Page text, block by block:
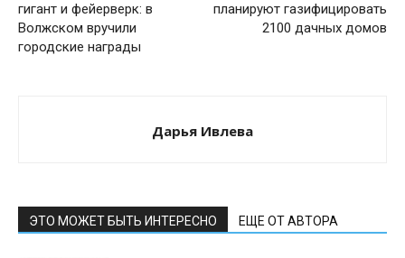
гигант и фейерверк: в
Волжском вручили
городские награды
планируют газифицировать
2100 дачных домов
Дарья Ивлева
ЭТО МОЖЕТ БЫТЬ ИНТЕРЕСНО ЕЩЕ ОТ АВТОРА